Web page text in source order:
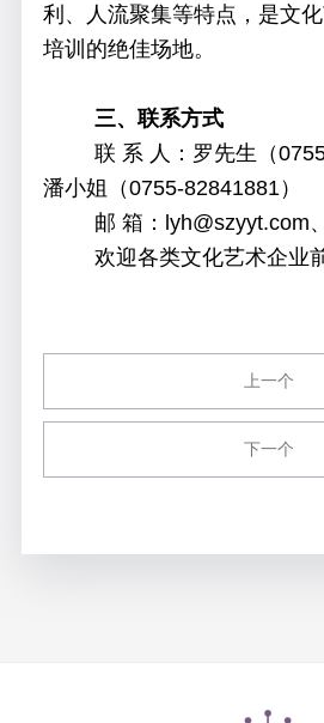
利、人流聚集等特点，是文
培训的绝佳场地。
三、联系方式
联 系 人： 罗先生（
潘小姐（0755-82841881）
邮 箱： lyh@szyyt.com、
欢迎各类文化艺术企业
上一个
下一个